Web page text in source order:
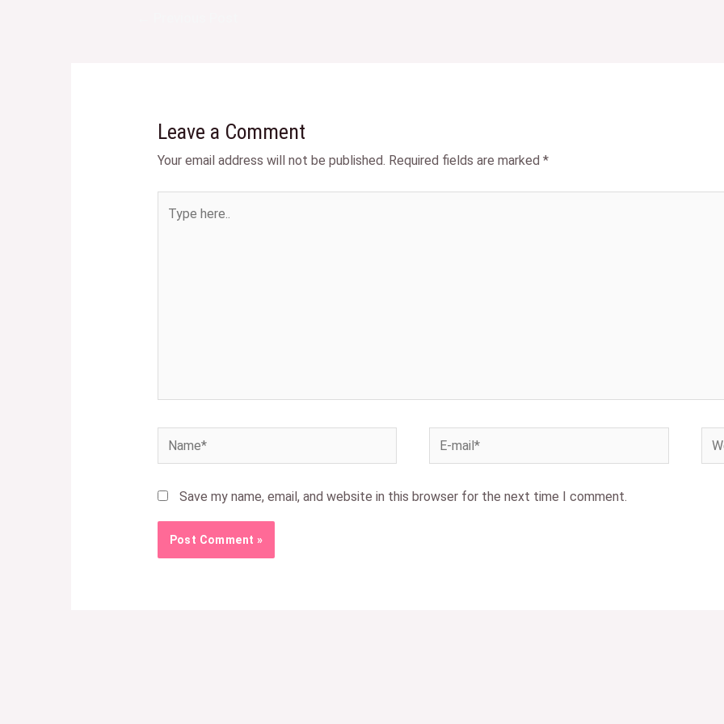
Leave a Comment
Your email address will not be published. Required fields are marked *
Save my name, email, and website in this browser for the next time I comment.